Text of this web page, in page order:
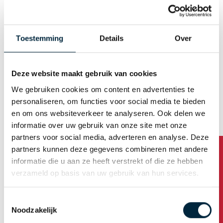
Toestemming Details Over
Deze website maakt gebruik van cookies
We gebruiken cookies om content en advertenties te
personaliseren, om functies voor social media te bieden
en om ons websiteverkeer te analyseren. Ook delen we
informatie over uw gebruik van onze site met onze
partners voor social media, adverteren en analyse. Deze
partners kunnen deze gegevens combineren met andere
informatie die u aan ze heeft verstrekt of die ze hebben
verzameld op basis van uw gebruik van hun services.
Noodzakelijk
daarna bedrukt. De tape wordt dus twee keer bedrukt.
Diapositief bedrukking, zónder clichénaad
Dit is een diapositief bedrukking, maar dan zónder de